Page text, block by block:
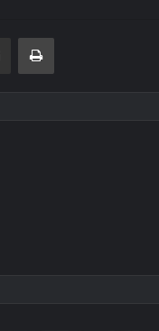
E-Posta ile paylaş Yazdır